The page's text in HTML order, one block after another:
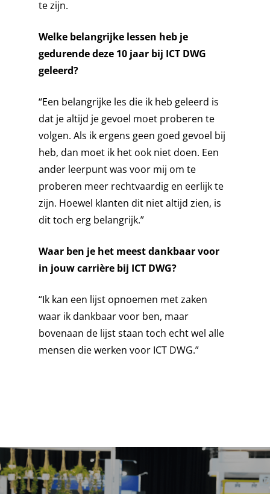
te zijn.
Welke belangrijke lessen heb je
gedurende deze 10 jaar bij ICT DWG
geleerd?
“Een belangrijke les die ik heb geleerd is
dat je altijd je gevoel moet proberen te
volgen. Als ik ergens geen goed gevoel bij
heb, dan moet ik het ook niet doen. Een
ander leerpunt was voor mij om te
proberen meer rechtvaardig en eerlijk te
zijn. Hoewel klanten dit niet altijd zien, is
dit toch erg belangrijk.”
Waar ben je het meest dankbaar voor
in jouw carrière bij ICT DWG?
“Ik kan een lijst opnoemen met zaken
waar ik dankbaar voor ben, maar
bovenaan de lijst staan toch echt wel alle
mensen die werken voor ICT DWG.”